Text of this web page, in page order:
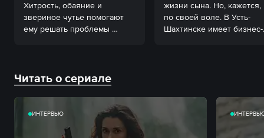
Хитрость, обаяние и
звериное чутье помогают
ему решать проблемы
жизни сына. Но, кажется,
по своей воле. В Усть-
Шахтинске имеет бизнес-
Читать о сериале
ИНТЕРВЬЮ